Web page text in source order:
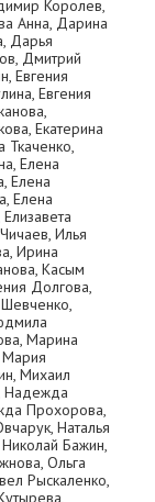
Королев,
Анна, Дарина
Дарья
Дмитрий
Евгения
Евгения
Екатерина
Ткаченко,
Елена
Елена
Елена
Илья
Ирина
Касым
Долгова,
Марина
Мария
Михаил
Надежда
Прохорова,
Наталья
Бажин,
Ольга
Рыскаленко,